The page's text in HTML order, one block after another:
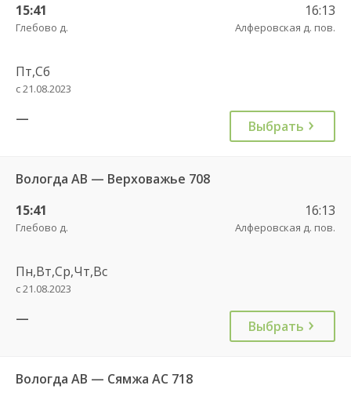
15:41
Глебово д.
16:13
Алферовская д. пов.
Пт,Сб
с 21.08.2023
— Выбрать
Вологда АВ — Верховажье 708
15:41
Глебово д.
16:13
Алферовская д. пов.
Пн,Вт,Ср,Чт,Вс
с 21.08.2023
— Выбрать
Вологда АВ — Сямжа АС 718